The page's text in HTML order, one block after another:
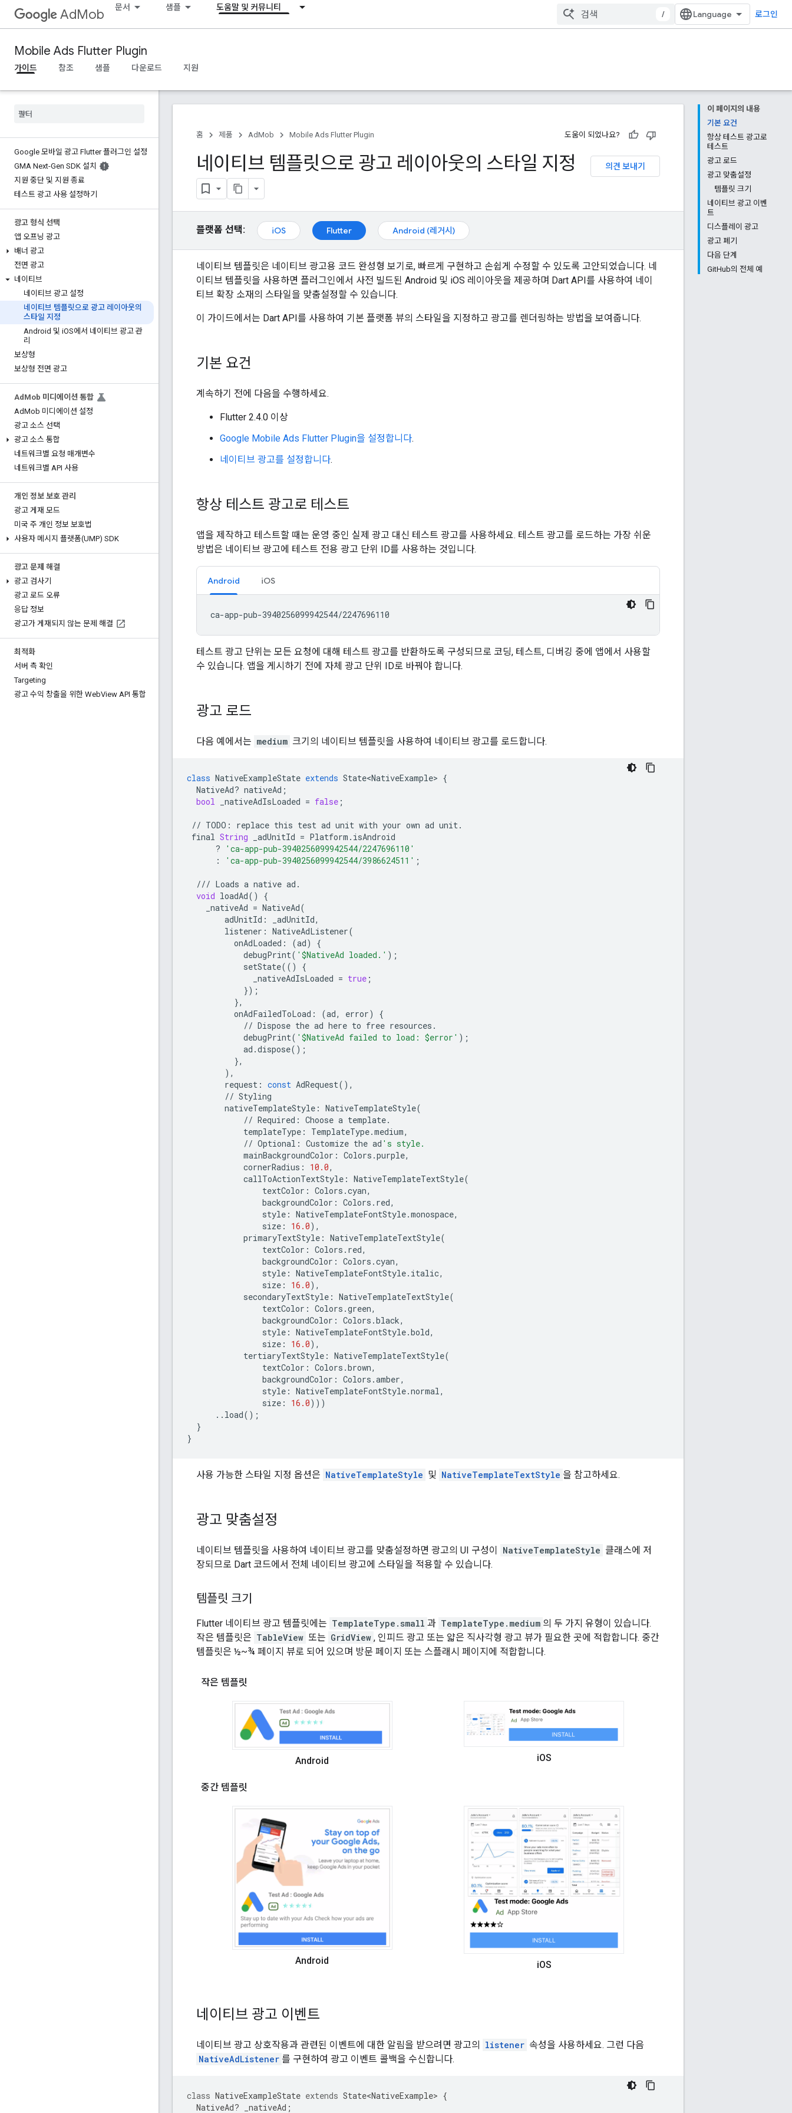
AdMob 문서 샘플 도움말 및 커뮤니티
/ 로그인
Mobile Ads Flutter Plugin
가이드 참조 샘플 다운로드 지원
Google 모바일 광고 Flutter 플러그인 설정
GMA Next-Gen SDK 설치
지원 중단 및 지원 종료
테스트 광고 사용 설정하기
광고 형식 선택
앱 오프닝 광고
배너 광고
전면 광고
네이티브
네이티브 광고 설정
네이티브 템플릿으로 광고 레이아웃의
스타일 지정
Android 및 iOS에서 네이티브 광고 관
리
보상형
보상형 전면 광고
Ad Mob 미디에이션 통합
AdMob 미디에이션 설정
광고 소스 선택
광고 소스 통합
네트워크별 요청 매개변수
네트워크별 API 사용
개인 정보 보호 관리
광고 게재 모드
미국 주 개인 정보 보호법
사용자 메시지 플랫폼(UMP) SDK
광고 문제 해결
광고 검사기
광고 로드 오류
응답 정보
광고가 게재되지 않는 문제 해결
최적화
서버 측 확인
Targeting
광고 수익 창출을 위한 WebView API 통합
이 페이지의 내용
기본 요건
항상 테스트 광고로
테스트
광고 로드
광고 맞춤설정
템플릿 크기
네이티브 광고 이벤
트
디스플레이 광고
광고 폐기
다음 단계
GitHub의 전체 예
홈 제품 AdMob Mobile Ads Flutter Plugin 도움이 되었나요?
의견 보내기
네이티브 템플릿으로 광고 레이아웃의 스타일 지정
플랫폼 선택: iOS Flutter Android (레거시)
네이티브 템플릿은 네이티브 광고용 코드 완성형 보기로, 빠르게 구현하고 손쉽게 수정할 수 있도록 고안되었습니다. 네
이티브 템플릿을 사용하면 플러그인에서 사전 빌드된 Android 및 iOS 레이아웃을 제공하며 Dart API를 사용하여 네이
티브 확장 소재의 스타일을 맞춤설정할 수 있습니다.
이 가이드에서는 Dart API를 사용하여 기본 플랫폼 뷰의 스타일을 지정하고 광고를 렌더링하는 방법을 보여줍니다.
기본 요건
계속하기 전에 다음을 수행하세요.
Flutter 2.4.0 이상
Google Mobile Ads Flutter Plugin을 설정합니다.
네이티브 광고를 설정합니다.
항상 테스트 광고로 테스트
앱을 제작하고 테스트할 때는 운영 중인 실제 광고 대신 테스트 광고를 사용하세요. 테스트 광고를 로드하는 가장 쉬운
방법은 네이티브 광고에 테스트 전용 광고 단위 ID를 사용하는 것입니다.
Android iOS
테스트 광고 단위는 모든 요청에 대해 테스트 광고를 반환하도록 구성되므로 코딩, 테스트, 디버깅 중에 앱에서 사용할
수 있습니다. 앱을 게시하기 전에 자체 광고 단위 ID로 바꿔야 합니다.
광고 로드
다음 예에서는 medium 크기의 네이티브 템플릿을 사용하여 네이티브 광고를 로드합니다.
class NativeExampleState extends State<NativeExample> {
NativeAd? nativeAd ;
bool
_nativeAdIsLoaded = false ;
// TODO : replace this test ad unit with your own ad unit.
final String _adUnitId = Platform . isAndroid
?
'ca-app-pub-3940256099942544/2247696110'
:
'ca-app-pub-3940256099942544/3986624511' ;
/// Loads a native ad .
void loadAd()
{
_nativeAd = NativeAd(
adUnitId : _adUnitId,
listener : NativeAdListener(
onAdLoaded : (ad)
{
debugPrint( '$NativeAd loaded.' );
setState(()
{
_nativeAdIsLoaded = true ;
});
},
onAdFailedToLoad : (ad, error)
{
// Dispose the ad here to free resources .
debugPrint( '$NativeAd failed to load: $error' );
ad .dispose();
},
),
request : const AdRequest(),
// Styling
nativeTemplateStyle : NativeTemplateStyle(
// Required : Choose a template.
templateType : TemplateType.medium,
// Optional : Customize the ad 's style.
mainBackgroundColor : Colors .purple,
cornerRadius : 10.0,
callToActionTextStyle : NativeTemplateTextStyle(
textColor : Colors .cyan,
backgroundColor : Colors . red,
style : NativeTemplateFontStyle.monospace,
size : 16.0),
primaryTextStyle : NativeTemplateTextStyle(
textColor : Colors . red,
backgroundColor : Colors .cyan,
style : NativeTemplateFontStyle. italic,
size : 16.0),
secondaryTextStyle : NativeTemplateTextStyle(
textColor : Colors .green,
backgroundColor : Colors .black,
style : NativeTemplateFontStyle.bold,
size : 16.0),
tertiaryTextStyle : NativeTemplateTextStyle(
textColor : Colors .brown,
backgroundColor : Colors .amber,
style : NativeTemplateFontStyle.normal,
size : 16.0)))
.. load();
}
}
사용 가능한 스타일 지정 옵션은 NativeTemplateStyle 및 NativeTemplateTextStyle 을 참고하세요.
광고 맞춤설정
네이티브 템플릿을 사용하여 네이티브 광고를 맞춤설정하면 광고의 UI 구성이 NativeTemplateStyle 클래스에 저
장되므로 Dart 코드에서 전체 네이티브 광고에 스타일을 적용할 수 있습니다.
템플릿 크기
Flutter 네이티브 광고 템플릿에는 TemplateType.small 과 TemplateType.medium 의 두 가지 유형이 있습니다.
작은 템플릿은 TableView 또는 GridView , 인피드 광고 또는 얇은 직사각형 광고 뷰가 필요한 곳에 적합합니다. 중간
템플릿은 ½~¾ 페이지 뷰로 되어 있으며 방문 페이지 또는 스플래시 페이지에 적합합니다.
작은 템플릿
Android iOS
중간 템플릿
Android iOS
네이티브 광고 이벤트
네이티브 광고 상호작용과 관련된 이벤트에 대한 알림을 받으려면 광고의 listener 속성을 사용하세요. 그런 다음
NativeAdListener 를 구현하여 광고 이벤트 콜백을 수신합니다.
class NativeExampleState extends State<NativeExample> {
NativeAd? _nativeAd ;